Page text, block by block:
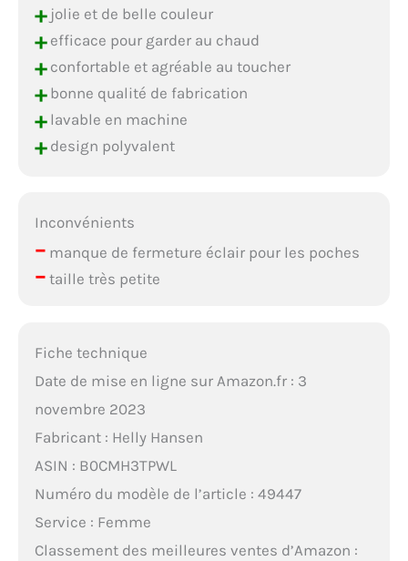
+jolie et de belle couleur
+efficace pour garder au chaud
+confortable et agréable au toucher
+bonne qualité de fabrication
+lavable en machine
+design polyvalent
Inconvénients
–manque de fermeture éclair pour les poches
–taille très petite
Fiche technique
Date de mise en ligne sur Amazon.fr : 3
novembre 2023
Fabricant : Helly Hansen
ASIN : B0CMH3TPWL
Numéro du modèle de l’article : 49447
Service : Femme
Classement des meilleures ventes d’Amazon :